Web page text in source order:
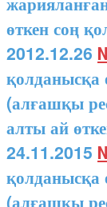
өткен соң
2012.12.26
қолданысқа
(алғашқы
алты ай
24.11.2015
қолданысқа
(алғашқы